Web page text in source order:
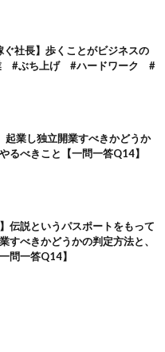
ぐ社長】歩くことがビジネスの
#ぶち上げ #ハードワーク #
起業し独立開業すべきかどうか
るべきこと【一問一答Q14】
伝説というパスポートをもって
すべきかどうかの判定方法と、
問一答Q14】